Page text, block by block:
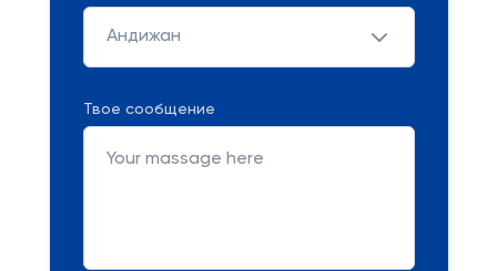
Андижан
Твое сообщение